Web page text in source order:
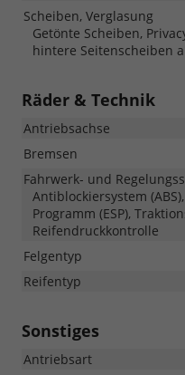
Scheiben, Verglasung
Getönte Scheiben,
hintere Seitenscheiben
Räder & Technik
Antriebsachse
Bremsen
Fahrwerk- und
Antiblockiersystem
Programm (ESP),
Reifendruckkontrolle
Felgentyp
Reifentyp
Sonstiges
Antriebsart